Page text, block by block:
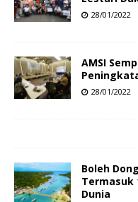
28/01/2022
AMSI
28/01/2022
Boleh
Termasuk
Dunia